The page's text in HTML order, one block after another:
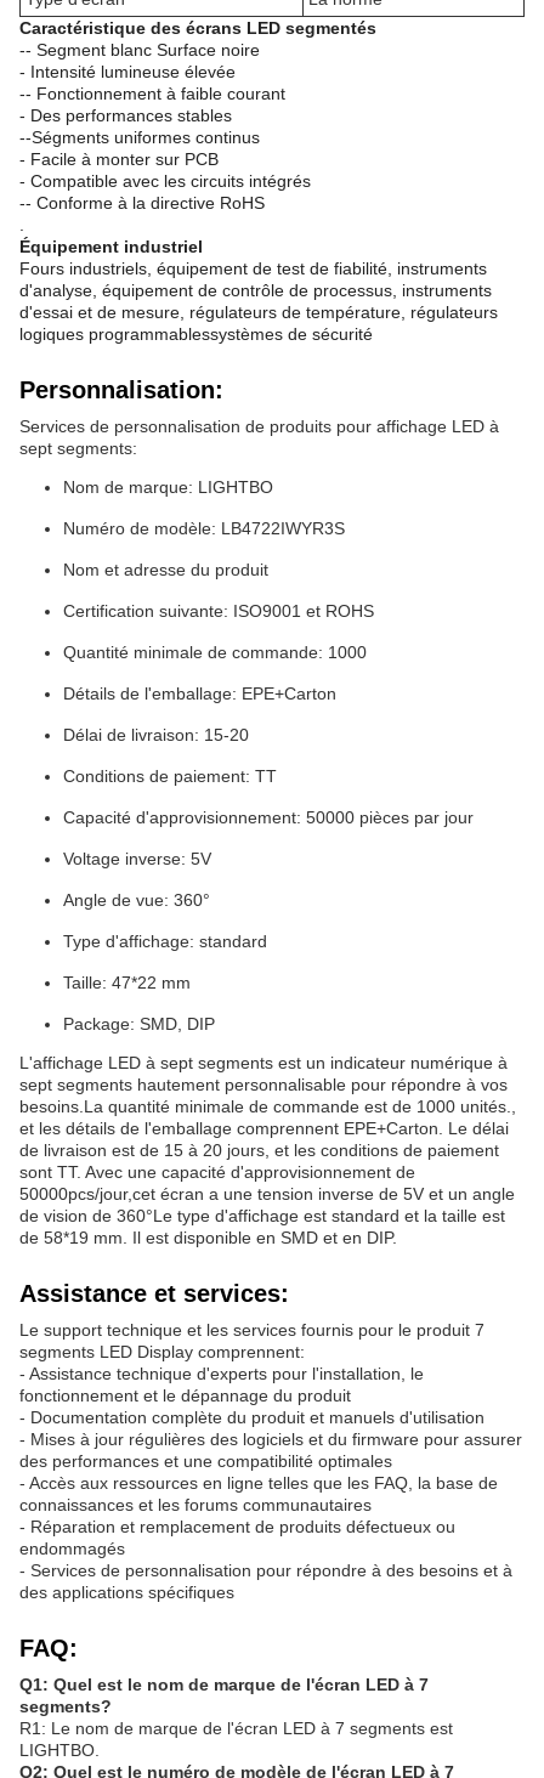
Caractéristique des écrans LED segmentés
-- Segment blanc Surface noire
- Intensité lumineuse élevée
-- Fonctionnement à faible courant
- Des performances stables
--Ségments uniformes continus
- Facile à monter sur PCB
- Compatible avec les circuits intégrés
-- Conforme à la directive RoHS
Équipement industriel
Fours industriels, équipement de test de fiabilité, instruments
d'analyse, équipement de contrôle de processus, instruments
d'essai et de mesure, régulateurs de température, régulateurs
logiques programmablessystèmes de sécurité
Personnalisation:
Services de personnalisation de produits pour affichage LED à
sept segments:
Nom de marque: LIGHTBO
Numéro de modèle: LB4722IWYR3S
Nom et adresse du produit
Certification suivante: ISO9001 et ROHS
Quantité minimale de commande: 1000
Détails de l'emballage: EPE+Carton
Délai de livraison: 15-20
Conditions de paiement: TT
Capacité d'approvisionnement: 50000 pièces par jour
Voltage inverse: 5V
Angle de vue: 360°
Type d'affichage: standard
Taille: 47*22 mm
Package: SMD, DIP
L'affichage LED à sept segments est un indicateur numérique à
sept segments hautement personnalisable pour répondre à vos
besoins.La quantité minimale de commande est de 1000 unités.,
et les détails de l'emballage comprennent EPE+Carton. Le délai
de livraison est de 15 à 20 jours, et les conditions de paiement
sont TT. Avec une capacité d'approvisionnement de
50000pcs/jour,cet écran a une tension inverse de 5V et un angle
de vision de 360°Le type d'affichage est standard et la taille est
de 58*19 mm. Il est disponible en SMD et en DIP.
Assistance et services:
Le support technique et les services fournis pour le produit 7
segments LED Display comprennent:
- Assistance technique d'experts pour l'installation, le
fonctionnement et le dépannage du produit
- Documentation complète du produit et manuels d'utilisation
- Mises à jour régulières des logiciels et du firmware pour assurer
des performances et une compatibilité optimales
- Accès aux ressources en ligne telles que les FAQ, la base de
connaissances et les forums communautaires
- Réparation et remplacement de produits défectueux ou
endommagés
- Services de personnalisation pour répondre à des besoins et à
des applications spécifiques
FAQ:
Q1: Quel est le nom de marque de l'écran LED à 7
segments?
R1: Le nom de marque de l'écran LED à 7 segments est
LIGHTBO.
Q2: Quel est le numéro de modèle de l'écran LED à 7